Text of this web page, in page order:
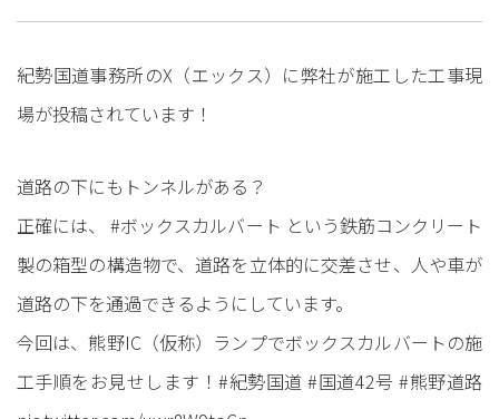
紀勢国道事務所のX（エックス）に弊社が施工した工事現
場が投稿されています！
道路の下にもトンネルがある？
正確には、#ボックスカルバート という鉄筋コンクリート
製の箱型の構造物で、道路を立体的に交差させ、人や車が
道路の下を通過できるようにしています。
今回は、熊野IC（仮称）ランプでボックスカルバートの施
工手順をお見せします！#紀勢国道 #国道42号 #熊野道路